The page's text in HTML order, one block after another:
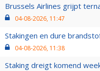
Brussels Airlines grijpt
04-08-2026, 11:47
Stakingen en dure
04-08-2026, 11:38
Staking dreigt komend